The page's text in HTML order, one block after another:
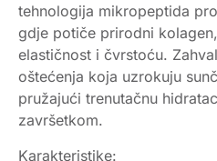
tehnologija mikropeptida
gdje potiče prirodni
elastičnost i čvrstoću.
oštećenja koja uzrokuju
pružajući trenutačnu
završetkom.
Karakteristike: